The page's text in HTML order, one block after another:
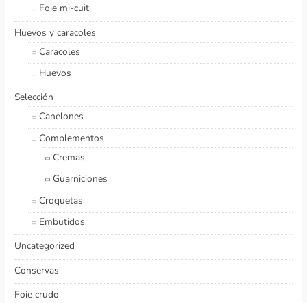
Foie mi-cuit
Huevos y caracoles
Caracoles
Huevos
Selección
Canelones
Complementos
Cremas
Guarniciones
Croquetas
Embutidos
Uncategorized
Conservas
Foie crudo